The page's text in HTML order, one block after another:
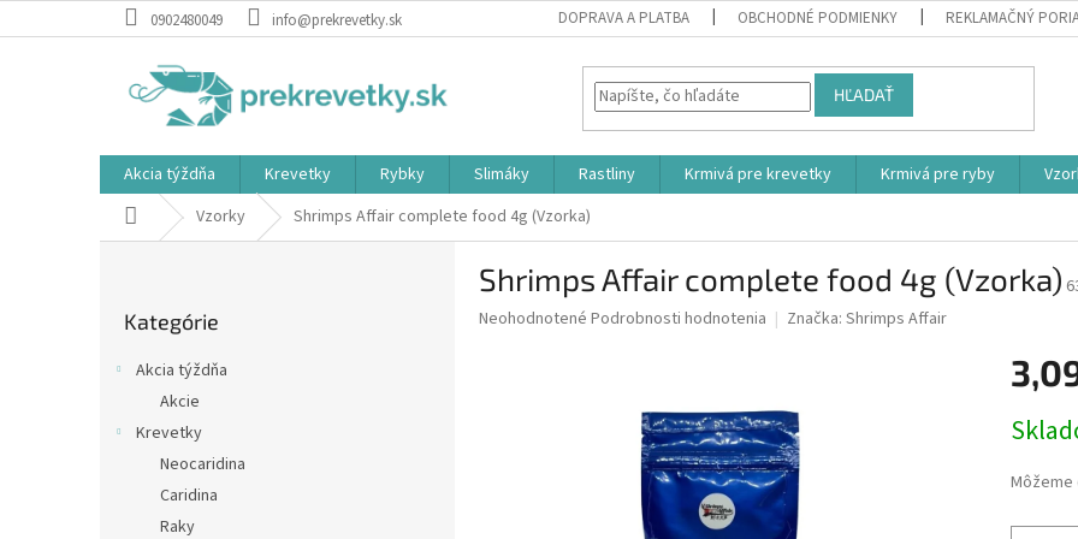
na
0902480049 info@prekrevetky.sk DOPRAVA A PLATBA OBCHODNÉ PODMIENKY REKLAMAČNÝ
HĽADAŤ
Akcia týždňa Krevetky Rybky Slimáky Rastliny Krmivá pre krevetky Krmivá pre ryby
DomovVzorky Shrimps Affair complete food 4g (Vzorka)
kategórie
Kategórie
Akcia týždňa
Akcie
Krevetky
Neocaridina
Caridina
Raky
Shrimps Affair complete food 4g (Vzorka)
Priemerné
Neohodnotené Podrobnosti hodnotenia Značka: Shrimps Affair
cena: